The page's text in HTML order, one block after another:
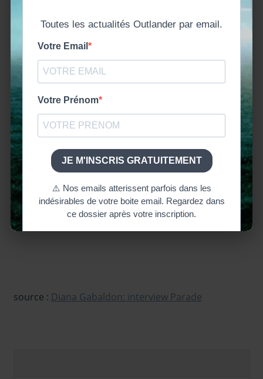
« J’ai plutôt regretté qu’ils n’aient pas pu
utiliser la scène de la saison 3, de l’arrivée
deClaireà Edimbourg, mangeant la
dernière bouchée de son ancienne vie – et
les lambeaux transparents de cette vie
« passée-future » emportés par le vent alors
qu’elle lâche le l’emballage de son
sandwich »,dit-elle.« J’ai donc voulu le
replacer »
Et elle l’a fait.
source : Diana Gabaldon: interview Parade